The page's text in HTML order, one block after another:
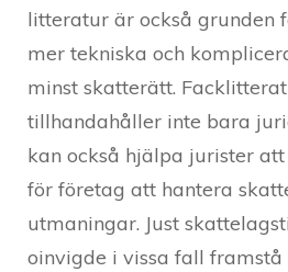
litteratur är också grunden
mer tekniska och
minst skatterätt.
tillhandahåller inte bara
kan också hjälpa jurister
för företag att hantera
utmaningar. Just
oinvigde i vissa fall framstå